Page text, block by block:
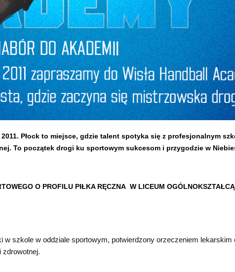
Płock to miejsce, gdzie talent spotyka się z profesjonalnym
To początek drogi ku sportowym sukcesom i przygodzie w
O PROFILU PIŁKA RĘCZNA W LICEUM
szkole w oddziale sportowym, potwierdzony orzeczeniem lekarskim
zdrowotnej.